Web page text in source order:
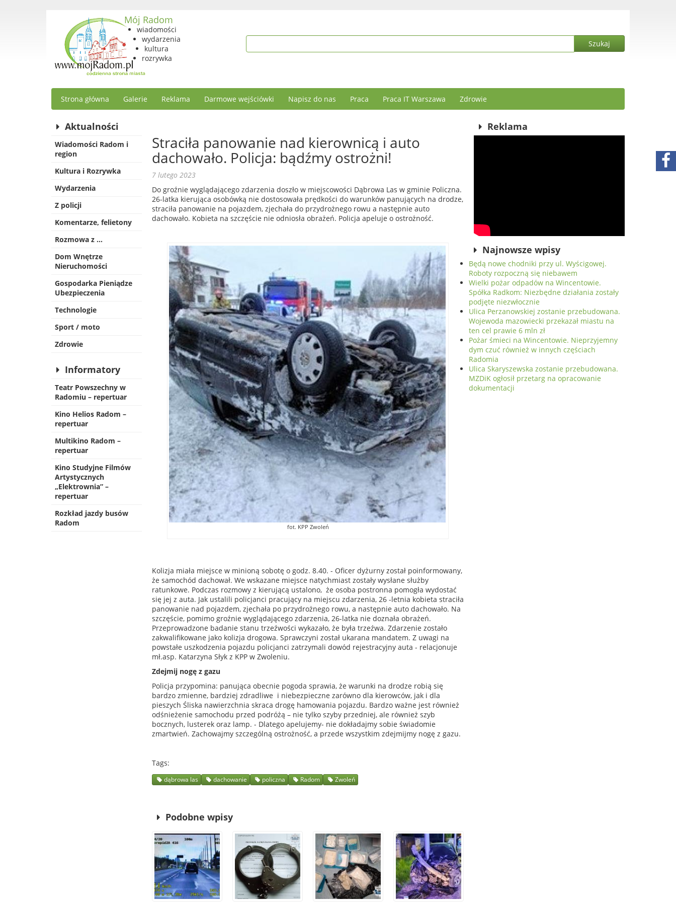
Mój Radom
wiadomości
wydarzenia
kultura
rozrywka
Strona główna Galerie Reklama Darmowe wejściówki Napisz do nas Praca Praca IT Warszawa Zdrowie
Aktualności
Wiadomości Radom i
region
Kultura i Rozrywka
Wydarzenia
Z policji
Komentarze, felietony
Rozmowa z …
Dom Wnętrze
Nieruchomości
Gospodarka Pieniądze
Ubezpieczenia
Technologie
Sport / moto
Zdrowie
Informatory
Teatr Powszechny w
Radomiu – repertuar
Kino Helios Radom –
repertuar
Multikino Radom –
repertuar
Kino Studyjne Filmów
Artystycznych
„Elektrownia” –
repertuar
Rozkład jazdy busów
Radom
Straciła panowanie nad kierownicą i auto
dachowało. Policja: bądźmy ostrożni!
7 lutego 2023
Do groźnie wyglądającego zdarzenia doszło w miejscowości Dąbrowa Las w gminie Policzna.
26-latka kierująca osobówką nie dostosowała prędkości do warunków panujących na drodze,
straciła panowanie na pojazdem, zjechała do przydrożnego rowu a następnie auto
dachowało. Kobieta na szczęście nie odniosła obrażeń. Policja apeluje o ostrożność.
fot. KPP Zwoleń
Kolizja miała miejsce w minioną sobotę o godz. 8.40. - Oficer dyżurny został poinformowany,
że samochód dachował. We wskazane miejsce natychmiast zostały wysłane służby
ratunkowe. Podczas rozmowy z kierującą ustalono, że osoba postronna pomogła wydostać
się jej z auta. Jak ustalili policjanci pracujący na miejscu zdarzenia, 26 -letnia kobieta straciła
panowanie nad pojazdem, zjechała po przydrożnego rowu, a następnie auto dachowało. Na
szczęście, pomimo groźnie wyglądającego zdarzenia, 26-latka nie doznała obrażeń.
Przeprowadzone badanie stanu trzeźwości wykazało, że była trzeźwa. Zdarzenie zostało
zakwalifikowane jako kolizja drogowa. Sprawczyni został ukarana mandatem. Z uwagi na
powstałe uszkodzenia pojazdu policjanci zatrzymali dowód rejestracyjny auta - relacjonuje
mł.asp. Katarzyna Słyk z KPP w Zwoleniu.
Zdejmij nogę z gazu
Policja przypomina: panująca obecnie pogoda sprawia, że warunki na drodze robią się
bardzo zmienne, bardziej zdradliwe i niebezpieczne zarówno dla kierowców, jak i dla
pieszych Śliska nawierzchnia skraca drogę hamowania pojazdu. Bardzo ważne jest również
odśnieżenie samochodu przed podróżą – nie tylko szyby przedniej, ale również szyb
bocznych, lusterek oraz lamp. - Dlatego apelujemy- nie dokładajmy sobie świadomie
zmartwień. Zachowajmy szczególną ostrożność, a przede wszystkim zdejmijmy nogę z gazu.
Tags
dąbrowa las dachowanie policzna Radom Zwoleń
Podobne wpisy
Reklama
Najnowsze wpisy
Będą nowe chodniki przy ul. Wyścigowej.
Roboty rozpoczną się niebawem
Wielki pożar odpadów na Wincentowie.
Spółka Radkom: Niezbędne działania zostały
podjęte niezwłocznie
Ulica Perzanowskiej zostanie przebudowana.
Wojewoda mazowiecki przekazał miastu na
ten cel prawie 6 mln zł
Pożar śmieci na Wincentowie. Nieprzyjemny
dym czuć również w innych częściach
Radomia
Ulica Skaryszewska zostanie przebudowana.
MZDiK ogłosił przetarg na opracowanie
dokumentacji